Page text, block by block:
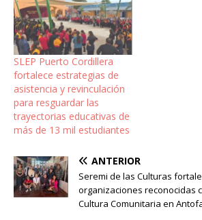
SLEP Puerto Cordillera
fortalece estrategias de
asistencia y revinculación
para resguardar las
trayectorias educativas de
más de 13 mil estudiantes
ANTERIOR
Seremi de las Culturas
organizaciones reconocidas
Cultura Comunitaria en